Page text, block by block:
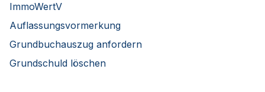
ImmoWertV
Auflassungsvormerkung
Grundbuchauszug anfordern
Grundschuld löschen